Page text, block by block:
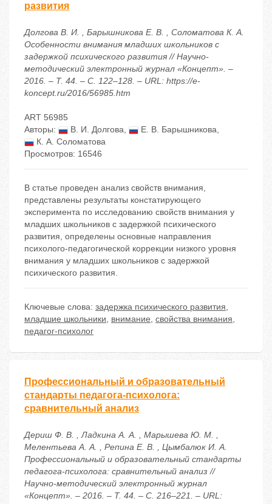
развития
Долгова В. И. , Барышникова Е. В. , Соломатова К. А.
Особенности внимания младших школьников с
задержкой психического развития // Научно-
методический электронный журнал «Концепт». –
2016. – Т. 44. – С. 122–128. – URL: https://e-
koncept.ru/2016/56985.htm
ART 56985
Авторы:
В. И. Долгова, Е. В. Барышникова,
К. А. Соломатова
Просмотров: 16546
В статье проведен анализ свойств внимания,
представлены результаты констатирующего
эксперимента по исследованию свойств внимания у
младших школьников с задержкой психического
развития, определены основные направления
психолого-педагогической коррекции низкого уровня
внимания у младших школьников с задержкой
психического развития.
Ключевые слова: задержка психического развития,
младшие школьники, внимание, свойства внимания,
педагог-психолог
Профессиональный и образовательный
стандарты педагога-психолога:
сравнительный анализ
Дериш Ф. В. , Ладкина А. А. , Марышева Ю. М. ,
Мелентьева А. А. , Репина Е. В. , Цымбалюк И. А.
Профессиональный и образовательный стандарты
педагога-психолога: сравнительный анализ //
Научно-методический электронный журнал
«Концепт». – 2016. – Т. 44. – С. 216–221. – URL: